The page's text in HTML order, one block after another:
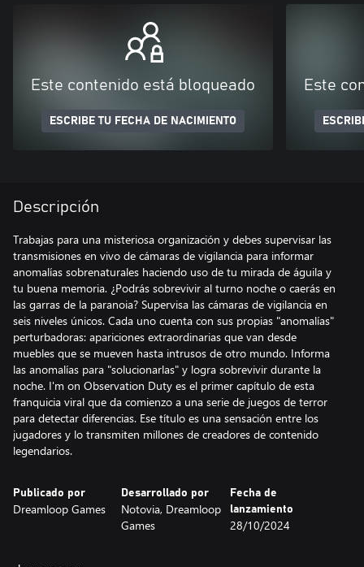
Este contenido está bloqueado
ESCRIBE TU FECHA DE NACIMIENTO
Este
Descripción
Trabajas para una misteriosa organización y debes supervisar las
transmisiones en vivo de cámaras de vigilancia para informar
anomalías sobrenaturales haciendo uso de tu mirada de águila y
tu buena memoria. ¿Podrás sobrevivir al turno noche o caerás en
las garras de la paranoia? Supervisa las cámaras de vigilancia en
seis niveles únicos. Cada uno cuenta con sus propias "anomalías"
perturbadoras: apariciones extraordinarias que van desde
muebles que se mueven hasta intrusos de otro mundo. Informa
las anomalías para "solucionarlas" y logra sobrevivir durante la
noche. I'm on Observation Duty es el primer capítulo de esta
franquicia viral que da comienzo a una serie de juegos de terror
para detectar diferencias. Ese título es una sensación entre los
jugadores y lo transmiten millones de creadores de contenido
legendarios.
Publicado por
Dreamloop Games
Desarrollado por
Notovia, Dreamloop
Games
Fecha de
lanzamiento
28/10/2024